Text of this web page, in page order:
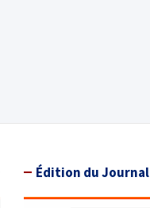
Édition du Journal